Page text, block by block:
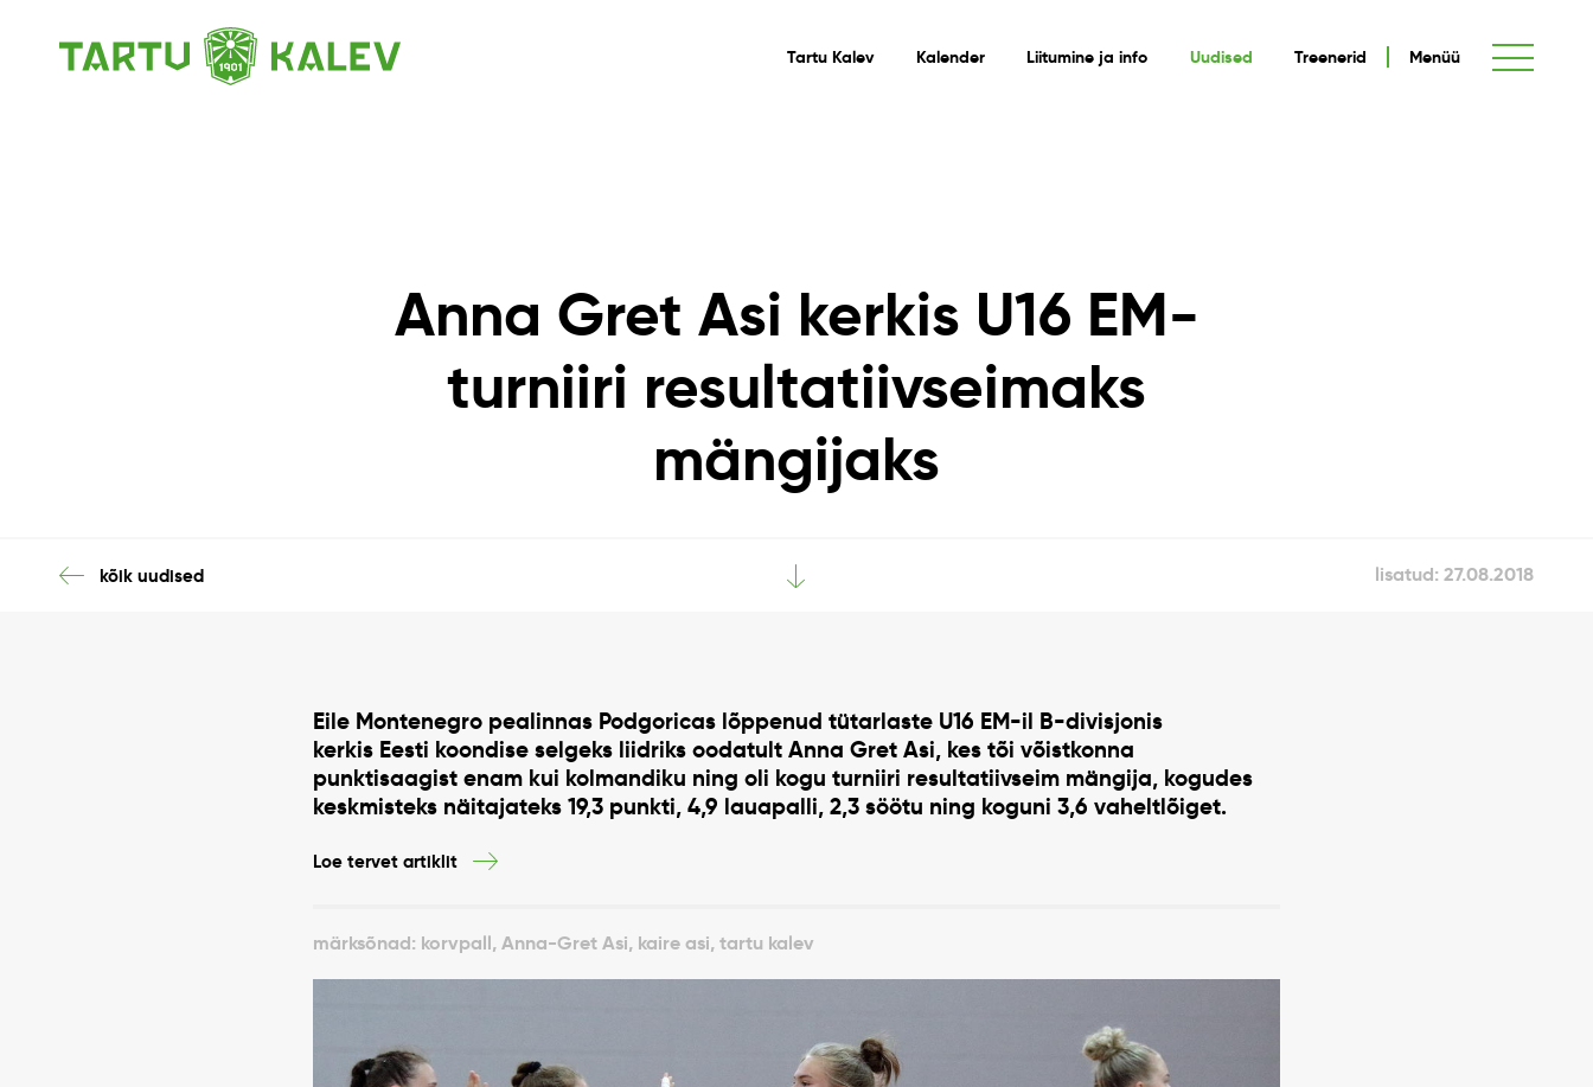
Tartu Kalev Kalender Liitumine ja info Uudised Treenerid Menüü
Anna Gret Asi kerkis U16 EM-
turniiri resultatiivseimaks
mängijaks
kõik uudised lisatud: 27.08.2018
Eile Montenegro pealinnas Podgoricas lõppenud tütarlaste U16 EM-il B-divisjonis
kerkis Eesti koondise selgeks liidriks oodatult Anna Gret Asi, kes tõi võistkonna
punktisaagist enam kui kolmandiku ning oli kogu turniiri resultatiivseim mängija, kogudes
keskmisteks näitajateks 19,3 punkti, 4,9 lauapalli, 2,3 söötu ning koguni 3,6 vaheltlõiget.
Loe tervet artiklit
märksõnad: korvpall, Anna-Gret Asi, kaire asi, tartu kalev